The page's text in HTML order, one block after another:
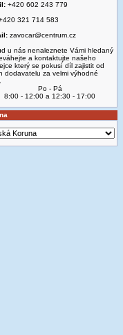
+420 602 243 779
321 714 583
zavocar@centrum.cz
u nás nenaleznete Vámi hledaný
a kontaktujte našeho
který se pokusí díl zajistit od
dodavatelu za velmi výhodné
Po - Pá
8:00 - 12:00 a 12:30 - 17:00